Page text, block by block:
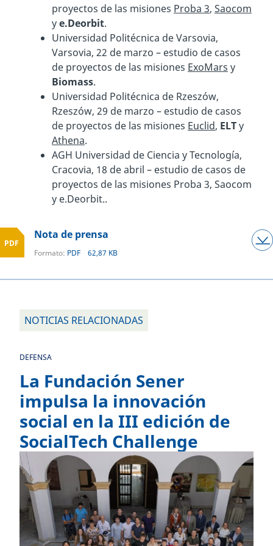
proyectos de las misiones Proba 3, Saocom
ye.Deorbit.
Universidad Politécnica de Varsovia,
Varsovia, 22 de marzo – estudio de casos
de proyectos de las misiones ExoMars y
Biomass.
Universidad Politécnica de Rzeszów,
Rzeszów, 29 de marzo – estudio de casos
de proyectos de las misiones Euclid, ELTy
Athena.
AGH Universidad de Ciencia y Tecnología,
Cracovia, 18 de abril – estudio de casos de
proyectos de las misiones Proba 3, Saocom
y e.Deorbit..
PDF
Nota de prensa
Formato: PDF 62,87 KB
NOTICIAS RELACIONADAS
DEFENSA
La Fundación Sener
impulsa la innovación
social en la III edición de
SocialTech Challenge